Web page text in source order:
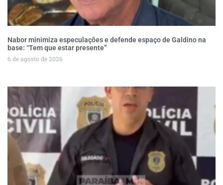
Nabor minimiza especulações e defende espaço de Galdino na
base: “Tem que estar presente”
6 de agosto de 2026